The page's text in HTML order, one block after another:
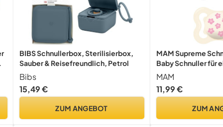
BIBS Schnullerbox, Sterilisierbox,
Sauber & Reisefreundlich, Petrol
Bibs
15,49 €
ZUM ANGEBOT
MAM Supreme
Baby Schnuller für
Zahn- und
Hautreizungen vor,
0-6 Monate, Vogel/
MAM
11,99 €
ZUM